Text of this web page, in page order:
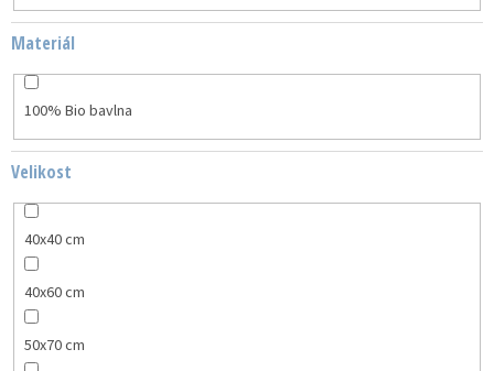
Materiál
100% Bio bavlna
Velikost
40x40 cm
40x60 cm
50x70 cm